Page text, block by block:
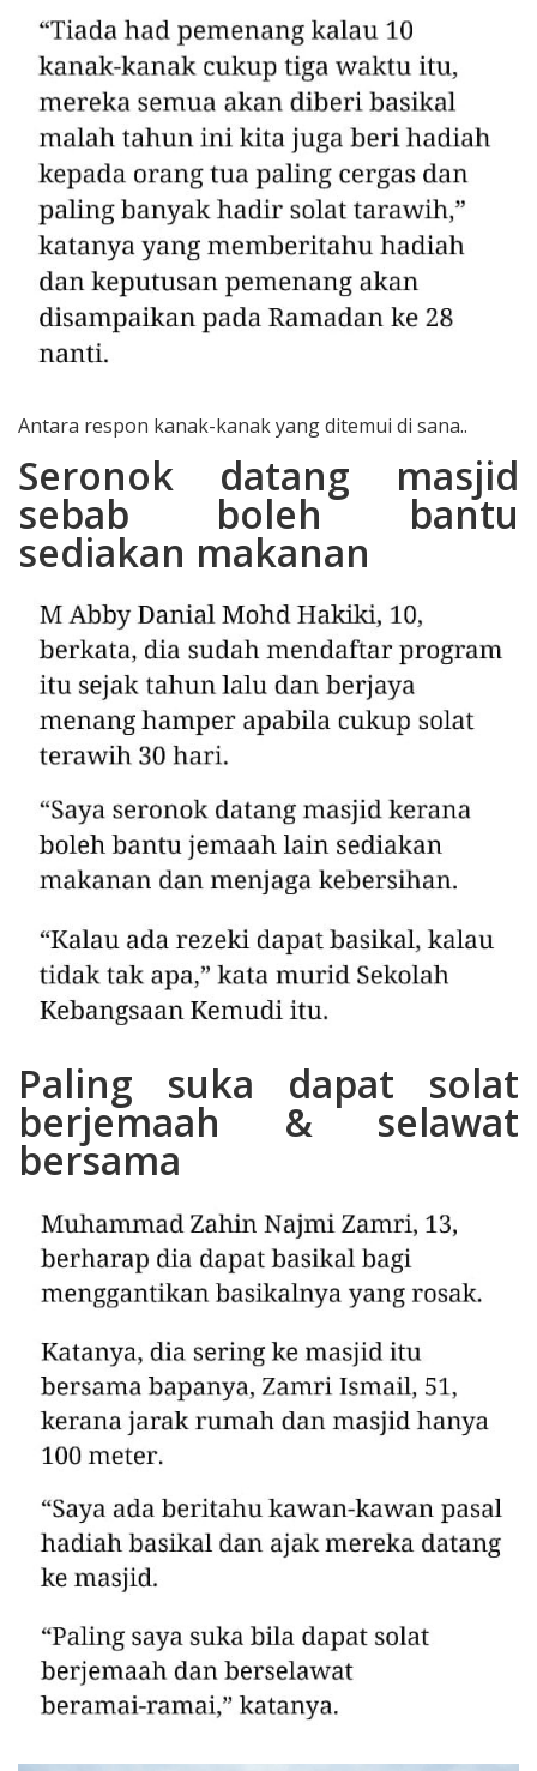
Antara respon kanak-kanak yang ditemui di sana..
Seronok datang masjid
sebab boleh bantu
sediakan makanan
Paling suka dapat solat
berjemaah & selawat
bersama